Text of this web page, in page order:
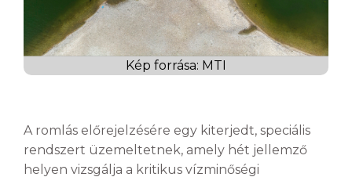
Kép forrása: MTI
A romlás előrejelzésére egy kiterjedt, speciális
rendszert üzemeltetnek, amely hét jellemző
helyen vizsgálja a kritikus vízminőségi